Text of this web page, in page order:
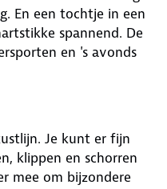
En een tochtje in een
spannend. De
en 's avonds
Je kunt er fijn
klippen en schorren
mee om bijzondere